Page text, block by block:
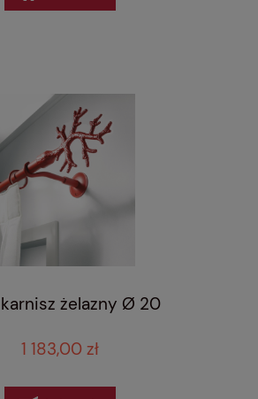
żelazny Ø 20
1 183,00 zł